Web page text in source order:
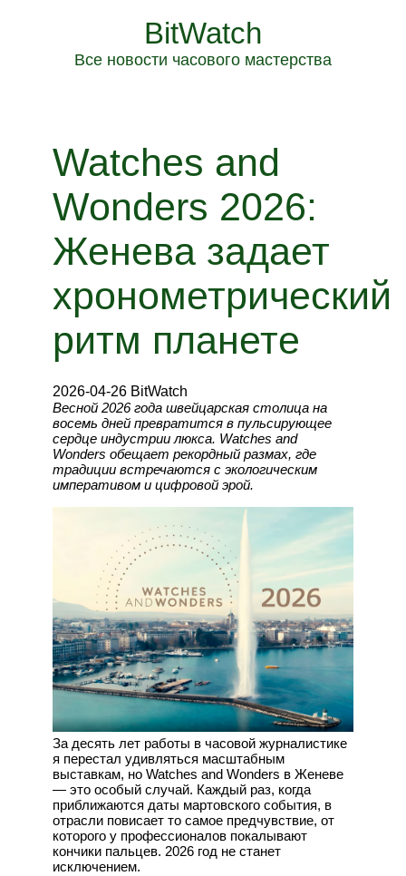
BitWatch
Все новости часового мастерства
Watches and
Wonders 2026:
Женева задает
хронометрический
ритм планете
2026-04-26 BitWatch
Весной 2026 года швейцарская столица на
восемь дней превратится в пульсирующее
сердце индустрии люкса. Watches and
Wonders обещает рекордный размах, где
традиции встречаются с экологическим
императивом и цифровой эрой.
За десять лет работы в часовой журналистике
я перестал удивляться масштабным
выставкам, но Watches and Wonders в Женеве
— это особый случай. Каждый раз, когда
приближаются даты мартовского события, в
отрасли повисает то самое предчувствие, от
которого у профессионалов покалывают
кончики пальцев. 2026 год не станет
исключением.